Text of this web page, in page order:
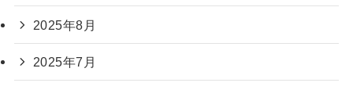
2025年8月
2025年7月